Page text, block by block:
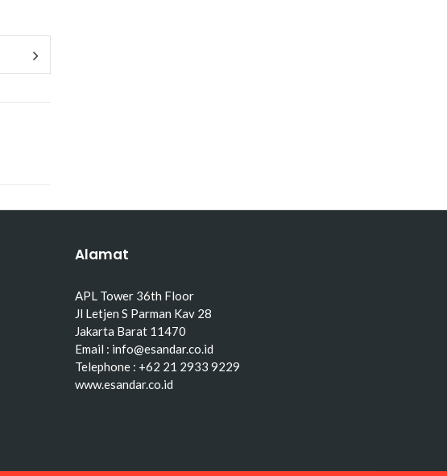
Alamat
APL Tower 36th Floor
Jl Letjen S Parman Kav 28
Jakarta Barat 11470
Email : info@esandar.co.id
Telephone : +62 21 2933 9229
www.esandar.co.id